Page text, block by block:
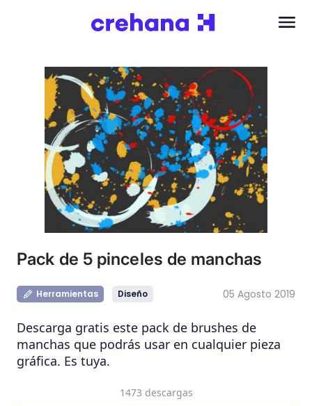
Pack de 5 pinceles de manchas
Herramientas Diseño 05 Agosto 2019
Descarga gratis este pack de brushes de
manchas que podrás usar en cualquier pieza
gráfica. Es tuya.
1473 descargas